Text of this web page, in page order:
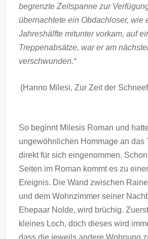
begrenzte Zeitspanne zur
übernachtete ein Obdachloser, wie
Jahreshälfte mitunter vorkam, auf
Treppenabsätze, war er am
verschwunden.“
(Hanno Milesi, Zur Zeit der
So beginnt Milesis Roman und
ungewöhnlichen Hommage an das
direkt für sich eingenommen.
Seiten im Roman kommt es zu
Ereignis. Die Wand zwischen
und dem Wohnzimmer seiner
Ehepaar Nolde, wird brüchig.
kleines Loch, doch dieses wird